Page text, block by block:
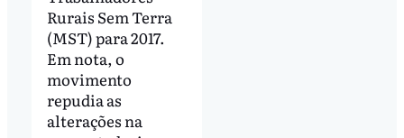
Rurais Sem Terra
(MST) para 2017.
Em nota, o
movimento
repudia as
alterações na